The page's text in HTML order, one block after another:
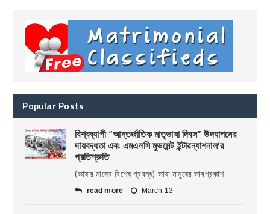
Popular Posts
বিশ্বব্যাপী “আন্তর্জাতিক মাতৃভাষা দিবস” উদযাপনের
দায়বদ্ধতা এবং এমএলসি মুভমেন্ট ইন্টারন্যাশনাল’র
প্রতিশ্রুতি
(ভাষার মাসের বিশেষ প্রবন্ধ) ভাষা মানুষের ভাবপ্রকাশ
read more March 13